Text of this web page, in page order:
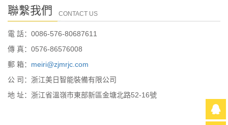
聯繫我們 CONTACT US
電 話：0086-576-80687611
傳 真：0576-86576008
郵 箱： meiri@zjmrjc.com
公 司：浙江美日智能裝備有限公司
地 址：浙江省溫嶺市東部新區金塘北路52-16號